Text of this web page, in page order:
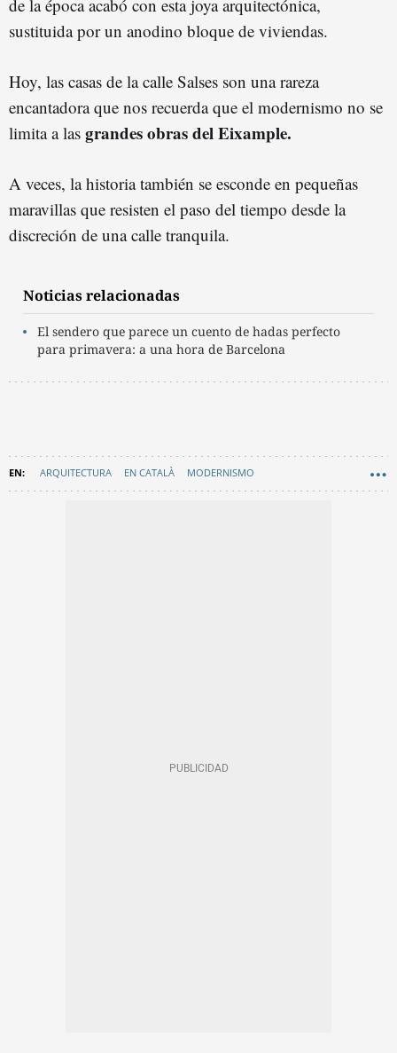
de la época acabó con esta joya arquitectónica,
sustituida por un anodino bloque de viviendas.
Hoy, las casas de la calle Salses son una rareza
encantadora que nos recuerda que el modernismo no se
limita a las grandes obras del Eixample.
A veces, la historia también se esconde en pequeñas
maravillas que resisten el paso del tiempo desde la
discreción de una calle tranquila.
Noticias relacionadas
El sendero que parece un cuento de hadas perfecto
para primavera: a una hora de Barcelona
ARQUITECTURA EN CATALÀ MODERNISMO